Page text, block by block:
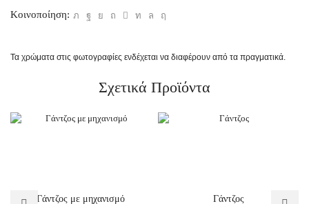
Κοινοποίηση:
Τα χρώματα στις φωτογραφίες ενδέχεται να διαφέρουν από τα πραγματικά.
Σχετικά Προϊόντα
Γάντζος με μηχανισμό Γάντζος